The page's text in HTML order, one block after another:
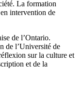
La formation
intervention de
de l’Ontario.
de l’Université de
sur la culture et
et de la